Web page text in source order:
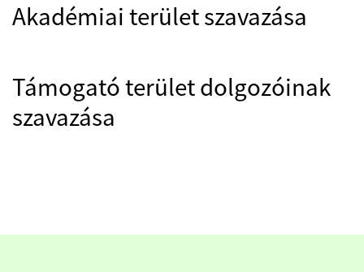
Akadémiai terület szavazása
Támogató terület dolgozóinak
szavazása